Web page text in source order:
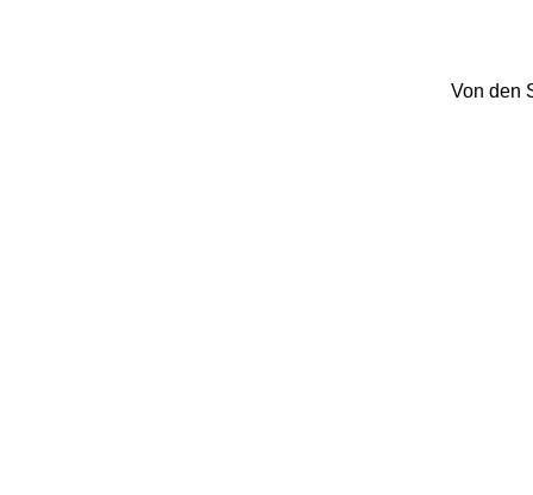
Von den